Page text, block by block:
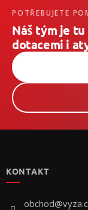
POTŘEBUJETE
Náš tým je tu
dotacemi i
KONTAKT
obchod@